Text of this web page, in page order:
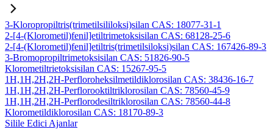
3-Kloropropiltris(trimetilsililoksi)silan CAS: 18077-31-1
2-[4-(Klorometil)fenil]etiltrimetoksisilan CAS: 68128-25-6
2-[4-(Klorometil)fenil]etiltris(trimetilsiloksi)silan CAS: 167426-89-3
3-Bromopropiltrimetoksisilan CAS: 51826-90-5
Klorometiltrietoksisilan CAS: 15267-95-5
1H,1H,2H,2H-Perfloroheksilmetildiklorosilan CAS: 38436-16-7
1H,1H,2H,2H-Perflorooktiltriklorosilan CAS: 78560-45-9
1H,1H,2H,2H-Perflorodesiltriklorosilan CAS: 78560-44-8
Klorometildiklorosilan CAS: 18170-89-3
Silile Edici Ajanlar